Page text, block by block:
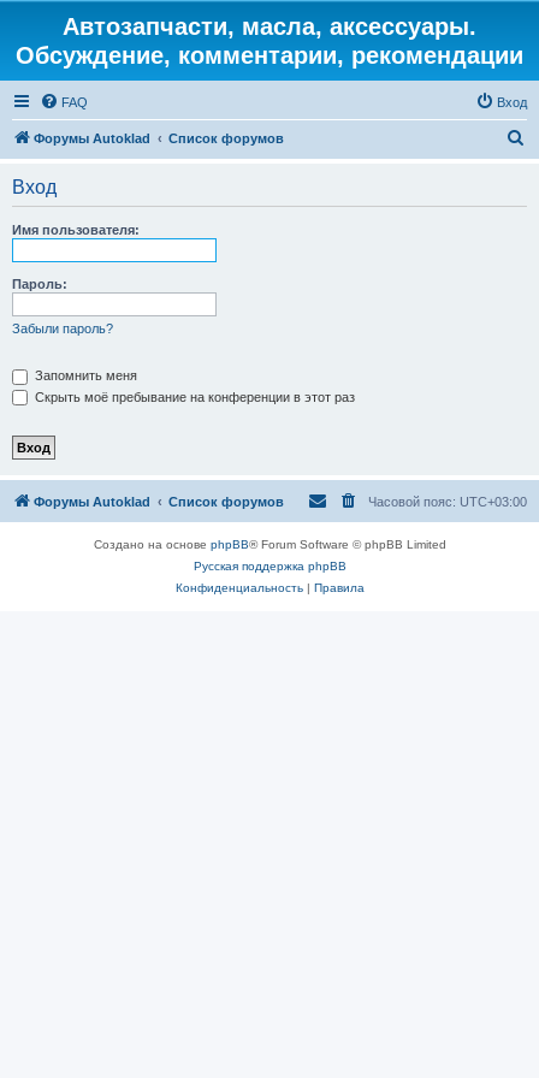
Автозапчасти, масла, аксессуары.
Обсуждение, комментарии, рекомендации
FAQ Вход
Форумы Autoklad Список форумов
Вход
Имя пользователя:
Пароль:
Забыли пароль?
Запомнить меня
Скрыть моё пребывание на конференции в этот раз
Форумы Autoklad Список форумов Часовой пояс: UTC+03:00
Создано на основе phpBB® Forum Software © phpBB Limited
Русская поддержка phpBB
Конфиденциальность| Правила